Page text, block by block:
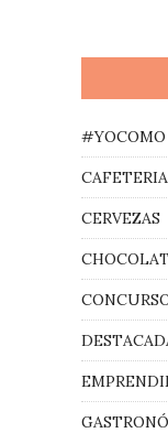
#YOCOMO
CERVEZAS